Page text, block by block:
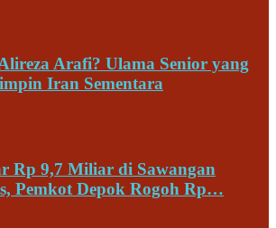
Arafi? Ulama Senior yang
Iran Sementara
Rp 9,7 Miliar di Sawangan
Pemkot Depok Rogoh Rp…